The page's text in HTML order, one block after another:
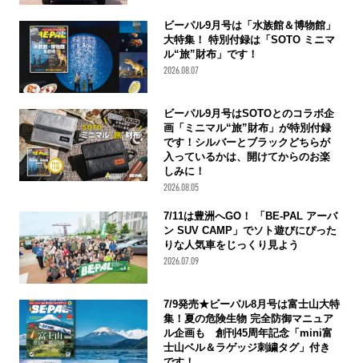
ビーパル9月号は「水族館＆博物館」
大特集！ 特別付録は「SOTO ミニマ
ル“旅”財布」です！
2026.08.07
ビーパル9月号はSOTOとのコラボ企
画「ミニマル“旅”財布」が特別付録
です！シルバーとブラックどちらが
入っているかは、開けてからのお楽
しみに！
2026.08.05
7/11は豊洲へGO！ 「BE-PAL アーバ
ン SUV CAMP」でソト遊びにぴった
りな人気車をじっくり見よう
2026.07.09
7/9発売★ビーパル8月号は富士山大特
集！夏の危険生物 完全防御マニュア
ル企画も 創刊45周年記念「mini富
士山ベル＆ラゲッジ刺繍タグ」付き